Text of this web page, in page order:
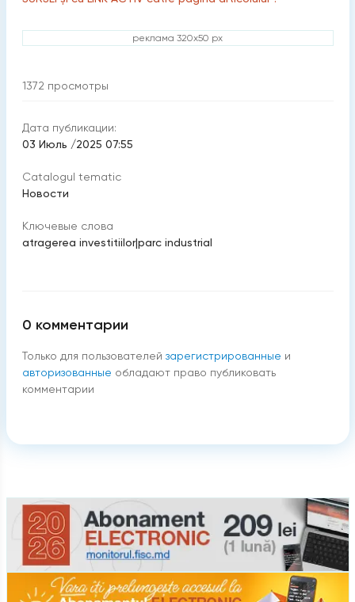
реклама 320x50 px
1372 просмотры
Дата публикации:
03 Июль /2025 07:55
Catalogul tematic
Новости
Ключевые слова
atragerea investitiilor|parc industrial
0 комментарии
Только для пользователей зарегистрированные и
авторизованные обладают право публиковать
комментарии